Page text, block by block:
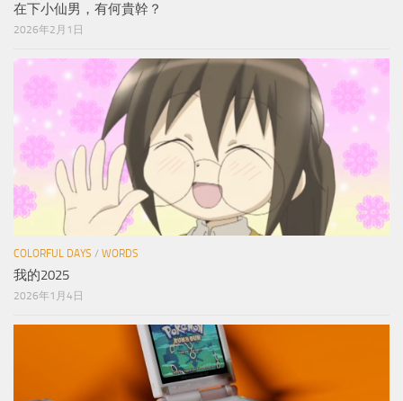
在下小仙男，有何貴幹？
2026年2月1日
COLORFUL DAYS / WORDS
我的2025
2026年1月4日